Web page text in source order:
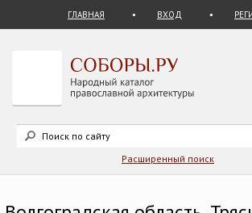
ГЛАВНАЯ ВХОД
Расширенный поиск